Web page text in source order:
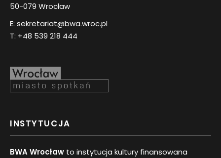
50-079 Wrocław
E: sekretariat@bwa.wroc.pl
T: +48 539 218 444
INSTYTUCJA
BWA Wrocław to instytucja kultury finansowana